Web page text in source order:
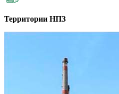
Территории НПЗ